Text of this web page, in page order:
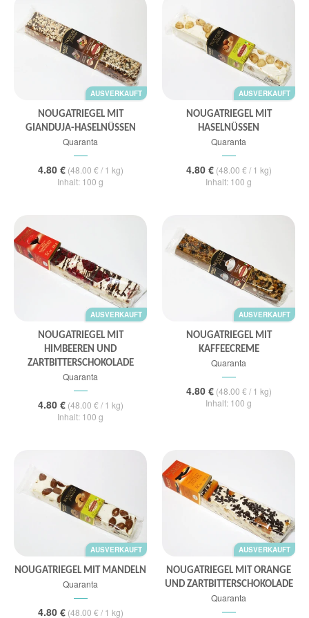
AUSVERKAUFT
NOUGATRIEGEL MIT
GIANDUJA-HASELNÜSSEN
Quaranta
4.80 €(48.00 € / 1 kg)
Inhalt: 100 g
AUSVERKAUFT
NOUGATRIEGEL MIT
HASELNÜSSEN
Quaranta
4.80 €(48.00 € / 1 kg)
Inhalt: 100 g
AUSVERKAUFT
NOUGATRIEGEL MIT
HIMBEEREN UND
ZARTBITTERSCHOKOLADE
Quaranta
4.80 €(48.00 € / 1 kg)
Inhalt: 100 g
AUSVERKAUFT
NOUGATRIEGEL MIT
KAFFEECREME
Quaranta
4.80 €(48.00 € / 1 kg)
Inhalt: 100 g
AUSVERKAUFT
NOUGATRIEGEL MIT MANDELN
Quaranta
4.80 €(48.00 € / 1 kg)
AUSVERKAUFT
NOUGATRIEGEL MIT ORANGE
UND ZARTBITTERSCHOKOLADE
Quaranta